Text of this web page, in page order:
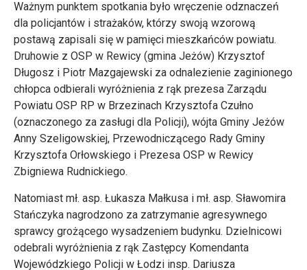
Ważnym punktem spotkania było wręczenie odznaczeń
dla policjantów i strażaków, którzy swoją wzorową
postawą zapisali się w pamięci mieszkańców powiatu.
Druhowie z OSP w Rewicy (gmina Jeżów) Krzysztof
Długosz i Piotr Mazgajewski za odnalezienie zaginionego
chłopca odbierali wyróżnienia z rąk prezesa Zarządu
Powiatu OSP RP w Brzezinach Krzysztofa Czułno
(oznaczonego za zasługi dla Policji), wójta Gminy Jeżów
Anny Szeligowskiej, Przewodniczącego Rady Gminy
Krzysztofa Orłowskiego i Prezesa OSP w Rewicy
Zbigniewa Rudnickiego.
Natomiast mł. asp. Łukasza Małkusa i mł. asp. Sławomira
Stańczyka nagrodzono za zatrzymanie agresywnego
sprawcy grożącego wysadzeniem budynku. Dzielnicowi
odebrali wyróżnienia z rąk Zastępcy Komendanta
Wojewódzkiego Policji w Łodzi insp. Dariusza